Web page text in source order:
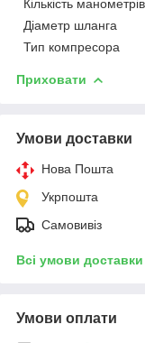
Кількість манометрів
Діаметр шланга
Тип компресора
Приховати
Умови доставки
Нова Пошта
Укрпошта
Самовивіз
Всі умови доставки
Умови оплати